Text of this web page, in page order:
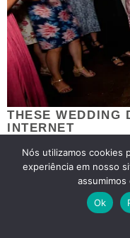
Nós utilizamos cookies
experiência em nosso
Ok